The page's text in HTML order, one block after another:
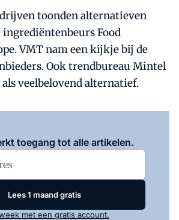
toonden alternatieven
ingrediëntenbeurs Food
VMT nam een kijkje bij de
Ook trendbureau Mintel
veelbelovend alternatief.
toegang tot alle artikelen.
Lees 1 maand gratis
met een gratis account.